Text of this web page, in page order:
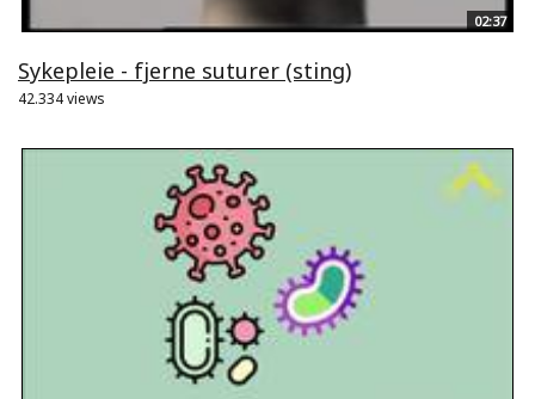
02:37
Sykepleie - fjerne suturer (sting)
42.334 views